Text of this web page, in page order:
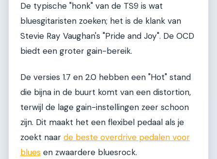
De typische "honk" van de TS9 is wat
bluesgitaristen zoeken; het is de klank van
Stevie Ray Vaughan's "Pride and Joy". De OCD
biedt een groter gain-bereik.
De versies 1.7 en 2.0 hebben een "Hot" stand
die bijna in de buurt komt van een distortion,
terwijl de lage gain-instellingen zeer schoon
zijn. Dit maakt het een flexibel pedaal als je
zoekt naar de beste overdrive pedalen voor
blues en zwaardere bluesrock.